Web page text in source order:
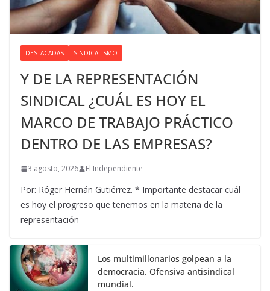
DESTACADAS SINDICALISMO
Y DE LA REPRESENTACIÓN
SINDICAL ¿CUÁL ES HOY EL
MARCO DE TRABAJO PRÁCTICO
DENTRO DE LAS EMPRESAS?
3 agosto, 2026 El Independiente
Por: Róger Hernán Gutiérrez. * Importante destacar cuál
es hoy el progreso que tenemos en la materia de la
representación
Los multimillonarios golpean a la
democracia. Ofensiva antisindical
mundial.